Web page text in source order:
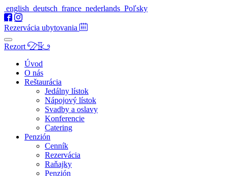
english deutsch france nederlands Poľsky
Rezervácia ubytovania
Rezort
Úvod
O nás
Reštaurácia
Jedálny lístok
Nápojový lístok
Svadby a oslavy
Konferencie
Catering
Penzión
Cenník
Rezervácia
Raňajky
Penzión